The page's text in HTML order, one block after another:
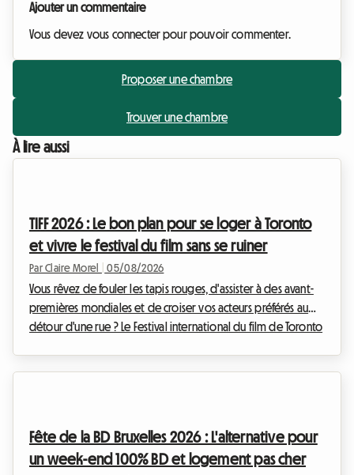
Ajouter un commentaire
Vous devez vous connecter pour pouvoir commenter.
Proposer une chambre
Trouver une chambre
À lire aussi
TIFF 2026 : Le bon plan pour se loger à Toronto
et vivre le festival du film sans se ruiner
Par Claire Morel 05/08/2026
Vous rêvez de fouler les tapis rouges, d'assister à des avant-
premières mondiales et de croiser vos acteurs préférés au
détour d'une rue ? Le Festival international du film de Toronto
est crucial de trouver un pied-à-terre con...
Fête de la BD Bruxelles 2026 : L'alternative pour
un week-end 100% BD et logement pas cher